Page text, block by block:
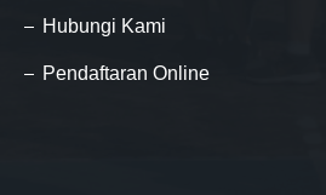
Hubungi Kami
Pendaftaran Online